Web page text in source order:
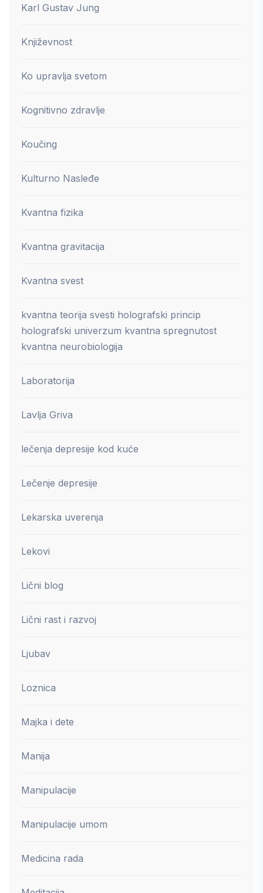
Karl Gustav Jung
Književnost
Ko upravlja svetom
Kognitivno zdravlje
Koučing
Kulturno Nasleđe
Kvantna fizika
Kvantna gravitacija
Kvantna svest
kvantna teorija svesti holografski princip
holografski univerzum kvantna spregnutost
kvantna neurobiologija
Laboratorija
Lavlja Griva
lečenja depresije kod kuće
Lečenje depresije
Lekarska uverenja
Lekovi
Lični blog
Lični rast i razvoj
Ljubav
Loznica
Majka i dete
Manija
Manipulacije
Manipulacije umom
Medicina rada